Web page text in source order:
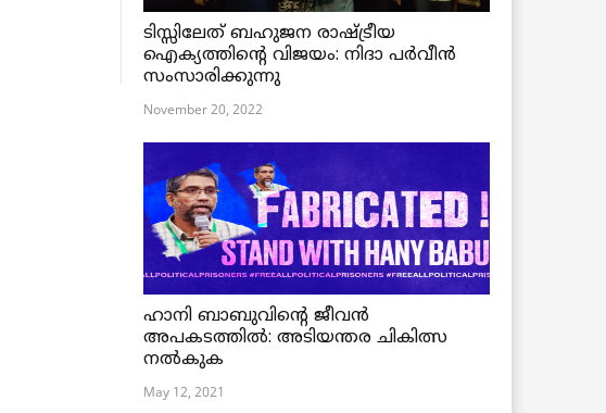
ടിസ്സിലേത് ബഹുജന രാഷ്ട്രീയ
ഐക്യത്തിന്റെ വിജയം: നിദാ പർവീൻ
സംസാരിക്കുന്നു
November 20, 2022
ഹാനി ബാബുവിന്റെ ജീവൻ
അപകടത്തിൽ: അടിയന്തര ചികിത്സ
നൽകുക
May 12, 2021